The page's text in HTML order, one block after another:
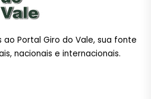
Portal Giro do Vale, sua fonte
nacionais e internacionais.